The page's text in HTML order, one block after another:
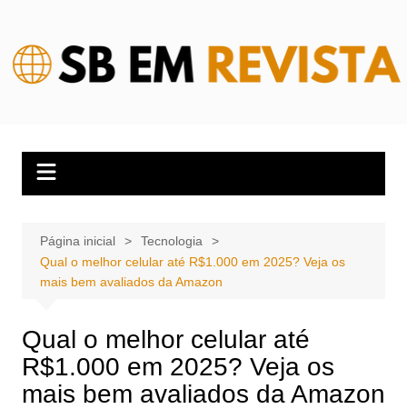
conteúdo
Página inicial
Tecnologia
Qual o melhor celular até R$1.000 em 2025? Veja os
mais bem avaliados da Amazon
Qual o melhor celular até
R$1.000 em 2025? Veja os
mais bem avaliados da Amazon